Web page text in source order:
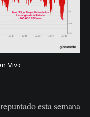
Vivo
esta semana